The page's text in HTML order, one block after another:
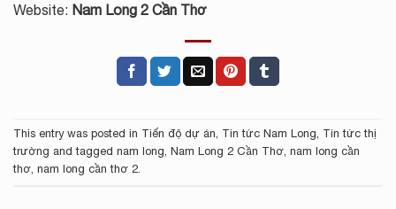
Website: Nam Long 2 Cần Thơ
This entry was posted in Tiến độ dự án, Tin tức Nam Long, Tin tức thị
trường and tagged nam long, Nam Long 2 Cần Thơ, nam long cần
thơ, nam long cần thơ 2.